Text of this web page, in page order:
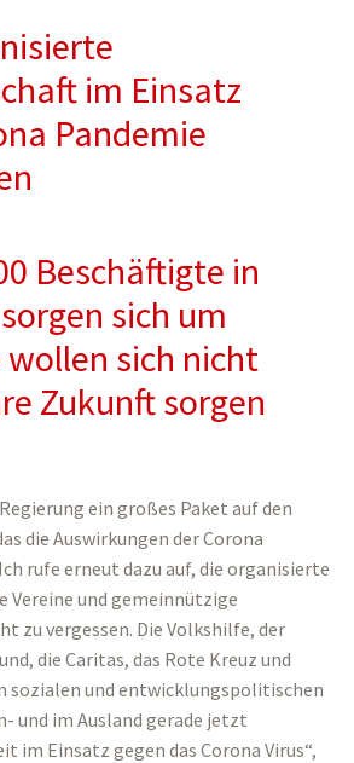
im Einsatz
Pandemie
Beschäftigte in
sich um
wollen sich nicht
Zukunft sorgen
ein großes Paket auf den
die Auswirkungen der Corona
rufe erneut dazu auf, die organisierte
Vereine und gemeinnützige
zu vergessen. Die Volkshilfe, der
die Caritas, das Rote Kreuz und
sozialen und entwicklungspolitischen
und im Ausland gerade jetzt
im Einsatz gegen das Corona Virus“,